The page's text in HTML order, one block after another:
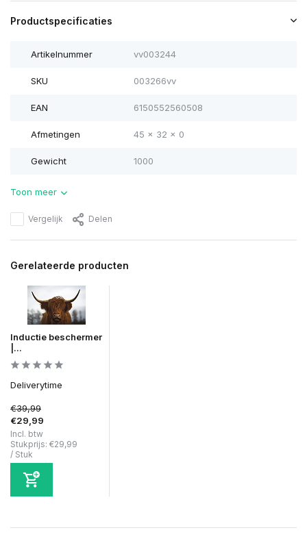
Productspecificaties
Artikelnummer vv003244
SKU 003266vv
EAN 6150552560508
Afmetingen 45 x 32 x 0
Gewicht 1000
Toon meer
Vergelijk Delen
Gerelateerde producten
Inductie beschermer
|...
Deliverytime
€39,99
€29,99
Incl. btw
Stukprijs: €29,99
/ Stuk